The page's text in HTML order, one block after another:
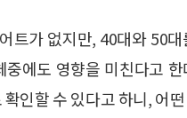
트가 없지만, 40대와 50
중에도 영향을 미친다고
인할 수 있다고 하니, 어